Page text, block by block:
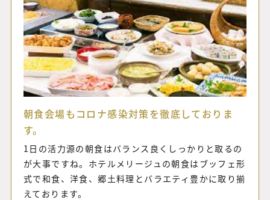
朝食会場もコロナ感染対策を徹底しておりま
す。
1日の活力源の朝食はバランス良くしっかりと取るの
が大事ですね。ホテルメリージュの朝食はブッフェ形
式で和食、洋食、郷土料理とバラエティ豊かに取り揃
えております。